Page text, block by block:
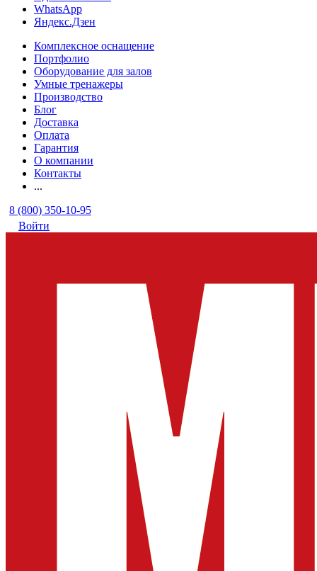
WhatsApp
Яндекс.Дзен
Комплексное оснащение
Портфолио
Оборудование для залов
Умные тренажеры
Производство
Блог
Доставка
Оплата
Гарантия
О компании
Контакты
...
8 (800) 350-10-95
Войти